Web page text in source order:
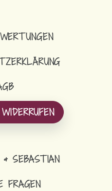
SEBASTIAN
FRAGEN